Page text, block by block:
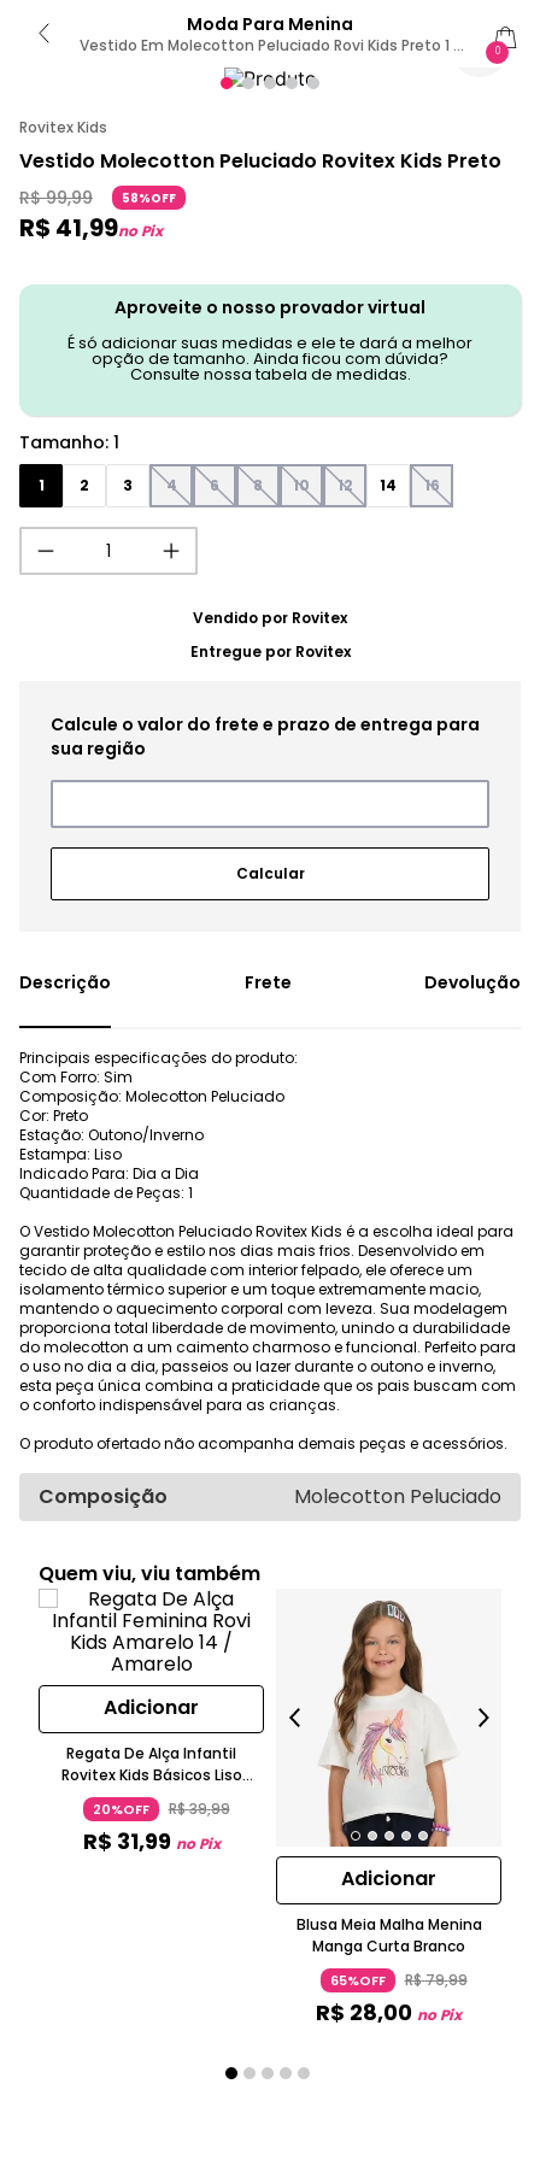
Moda Para Menina
Vestido Em Molecotton Peluciado Rovi Kids Preto 1 /
0
Rovitex Kids
Vestido Molecotton Peluciado Rovitex Kids Preto
R$ 99,99 58%OFF
R$ 41,99no Pix
Aproveite o nosso provador virtual
É só adicionar suas medidas e ele te dará a melhor
opção de tamanho. Ainda ficou com dúvida?
Consulte nossa tabela de medidas.
Tamanho: 1
1 2 3 4 6 8 10 12 14 16
Vendido por Rovitex
Entregue por Rovitex
Frete Devolução
Principais especificações do produto:
Com Forro: Sim
Composição: Molecotton Peluciado
Cor: Preto
Estação: Outono/Inverno
Estampa: Liso
Indicado Para: Dia a Dia
Quantidade de Peças: 1
O Vestido Molecotton Peluciado Rovitex Kids é a escolha ideal para
garantir proteção e estilo nos dias mais frios. Desenvolvido em
tecido de alta qualidade com interior felpado, ele oferece um
isolamento térmico superior e um toque extremamente macio,
mantendo o aquecimento corporal com leveza. Sua modelagem
proporciona total liberdade de movimento, unindo a durabilidade
do molecotton a um caimento charmoso e funcional. Perfeito para
o uso no dia a dia, passeios ou lazer durante o outono e inverno,
esta peça única combina a praticidade que os pais buscam com
o conforto indispensável para as crianças.
O produto ofertado não acompanha demais peças e acessórios.
Composição Molecotton Peluciado
Quem viu, viu também
Adicionar
Regata De Alça Infantil
Rovitex Kids Básicos Liso
Amarelo
20%OFF R$39,99
R$ 31,99 no Pix
Adicionar
Blusa Meia Malha Menina
Manga Curta Branco
65%OFF R$79,99
R$ 28,00 no Pix